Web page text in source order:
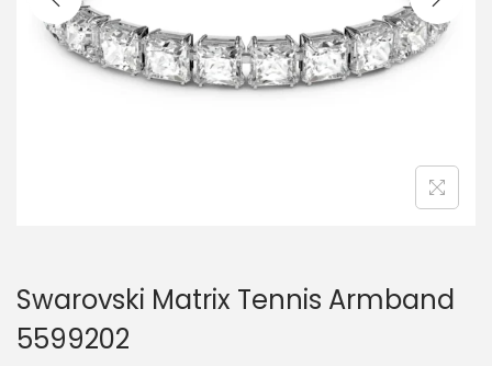
o
n
Swarovski Matrix Tennis Armband
5599202